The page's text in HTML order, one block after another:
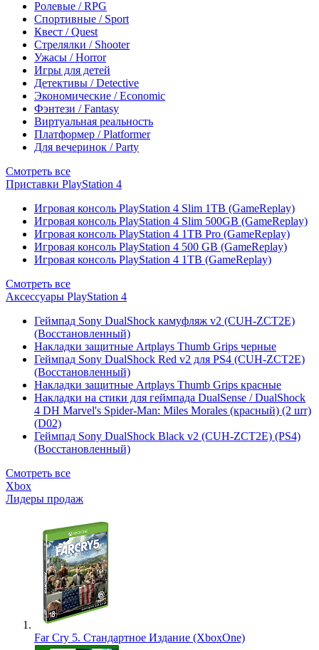
Ролевые / RPG
Спортивные / Sport
Квест / Quest
Стрелялки / Shooter
Ужасы / Horror
Игры для детей
Детективы / Detective
Экономические / Economic
Фэнтези / Fantasy
Виртуальная реальность
Платформер / Platformer
Для вечеринок / Party
Смотреть все
Приставки PlayStation 4
Игровая консоль PlayStation 4 Slim 1TB (GameReplay)
Игровая консоль PlayStation 4 Slim 500GB (GameReplay)
Игровая консоль PlayStation 4 1TB Pro (GameReplay)
Игровая консоль PlayStation 4 500 GB (GameReplay)
Игровая консоль PlayStation 4 1TB (GameReplay)
Смотреть все
Аксессуары PlayStation 4
Геймпад Sony DualShock камуфляж v2 (CUH-ZCT2E)
(Восстановленный)
Накладки защитные Artplays Thumb Grips черные
Геймпад Sony DualShock Red v2 для PS4 (CUH-ZCT2E)
(Восстановленный)
Накладки защитные Artplays Thumb Grips красные
Накладки на стики для геймпада DualSense / DualShock
4 DH Marvel's Spider-Man: Miles Morales (красный) (2 шт)
(D02)
Геймпад Sony DualShock Black v2 (CUH-ZCT2E) (PS4)
(Восстановленный)
Смотреть все
Xbox
Лидеры продаж
Far Cry 5. Стандартное Издание (XboxOne)